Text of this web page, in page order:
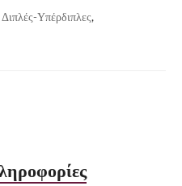
Υπέρδιπλες,